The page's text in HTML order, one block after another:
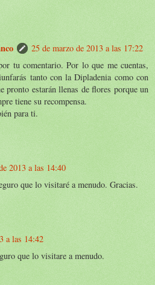
25 de marzo de 2013 a las 17:22
tu comentario. Por lo que me cuentas,
tanto con la Dipladenia como con
pronto estarán llenas de flores porque un
tiene su recompensa.
para ti.
2013 a las 14:40
que lo visitaré a menudo. Gracias.
a las 14:42
que lo visitare a menudo.